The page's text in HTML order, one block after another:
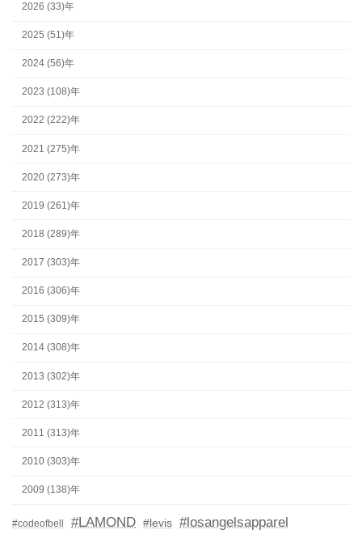
2026 (33)年
2025 (51)年
2024 (56)年
2023 (108)年
2022 (222)年
2021 (275)年
2020 (273)年
2019 (261)年
2018 (289)年
2017 (303)年
2016 (306)年
2015 (309)年
2014 (308)年
2013 (302)年
2012 (313)年
2011 (313)年
2010 (303)年
2009 (138)年
#codeofbell #LAMOND #levis #losangelsapparel